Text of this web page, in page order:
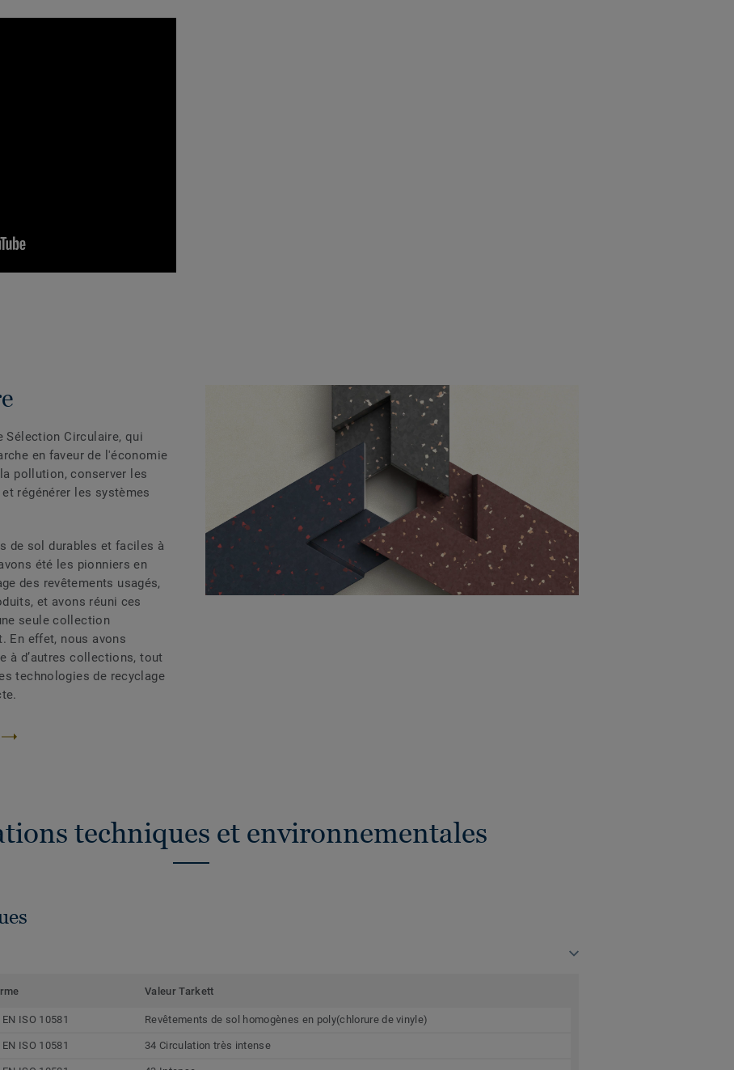
Circulaire, qui
en faveur de l'économie
pollution, conserver les
régénérer les systèmes
de sol durables et faciles à
été les pionniers en
des revêtements usagés,
et avons réuni ces
seule collection
En effet, nous avons
à d’autres collections, tout
technologies de recyclage
techniques et environnementales
Valeur Tarkett
EN ISO 10581 Revêtements de sol homogènes en poly(chlorure de vinyle)
EN ISO 10581 34 Circulation très intense